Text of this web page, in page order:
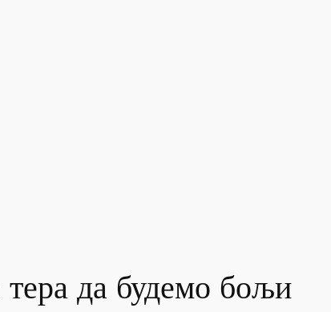
да будемо бољи